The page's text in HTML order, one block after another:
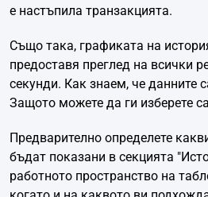
е настъпила транзакцията.
Също така, графиката на
предоставя преглед на всички
секунди. Как знаем, че данните
Защото можете да ги изберете
Предварително определете
бъдат показани в секцията
работното пространство на